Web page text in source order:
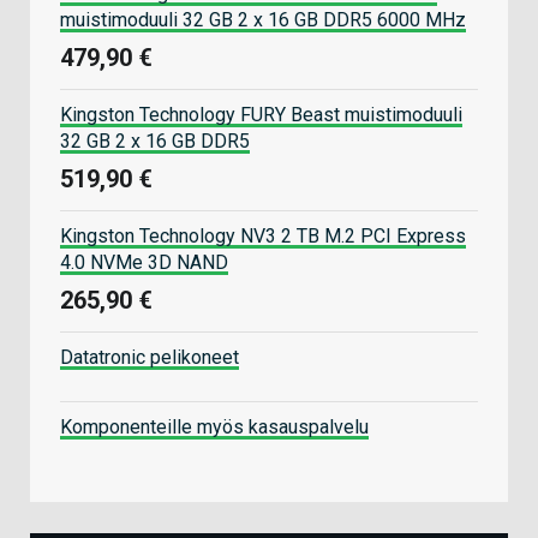
muistimoduuli 32 GB 2 x 16 GB DDR5 6000 MHz
479,90 €
Kingston Technology FURY Beast muistimoduuli
32 GB 2 x 16 GB DDR5
519,90 €
Kingston Technology NV3 2 TB M.2 PCI Express
4.0 NVMe 3D NAND
265,90 €
Datatronic pelikoneet
Komponenteille myös kasauspalvelu